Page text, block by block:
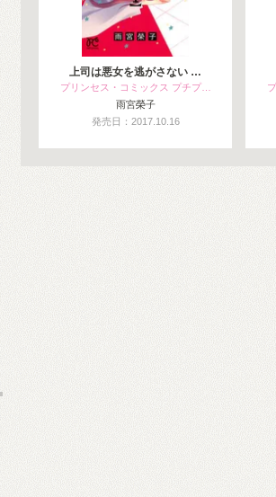
上司は悪女を逃がさない …
プリンセス・コミックス プチプ…
雨宮榮子
発売日：2017.10.16